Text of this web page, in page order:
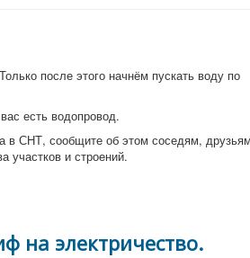
после этого начнём пускать воду по
есть водопровод.
в СНТ, сообщите об этом соседям,
участков и строений.
на электричество.